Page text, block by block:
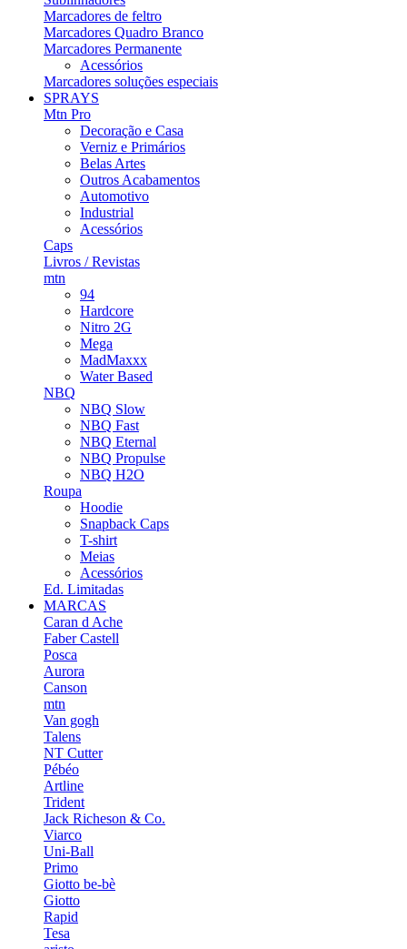
Marcadores de feltro
Marcadores Quadro Branco
Marcadores Permanente
Acessórios
Marcadores soluções especiais
SPRAYS
Mtn Pro
Decoração e Casa
Verniz e Primários
Belas Artes
Outros Acabamentos
Automotivo
Industrial
Acessórios
Caps
Livros / Revistas
mtn
94
Hardcore
Nitro 2G
Mega
MadMaxxx
Water Based
NBQ
NBQ Slow
NBQ Fast
NBQ Eternal
NBQ Propulse
NBQ H2O
Roupa
Hoodie
Snapback Caps
T-shirt
Meias
Acessórios
Ed. Limitadas
MARCAS
Caran d Ache
Faber Castell
Posca
Aurora
Canson
mtn
Van gogh
Talens
NT Cutter
Pébéo
Artline
Trident
Jack Richeson & Co.
Viarco
Uni-Ball
Primo
Giotto be-bè
Giotto
Rapid
Tesa